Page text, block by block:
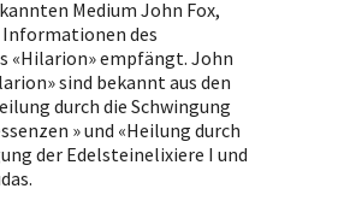
Medium John Fox,
Informationen des
«Hilarion» empfängt. John
sind bekannt aus den
durch die Schwingung
» und «Heilung durch
der Edelsteinelixiere I und